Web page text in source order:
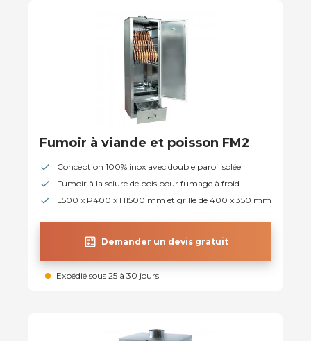
Fumoir à viande et poisson FM2
Conception 100% inox avec double paroi isolée
Fumoir à la sciure de bois pour fumage à froid
L500 x P400 x H1500 mm et grille de 400 x 350 mm
calculate Demander un devis gratuit
Expédié sous 25 à 30 jours